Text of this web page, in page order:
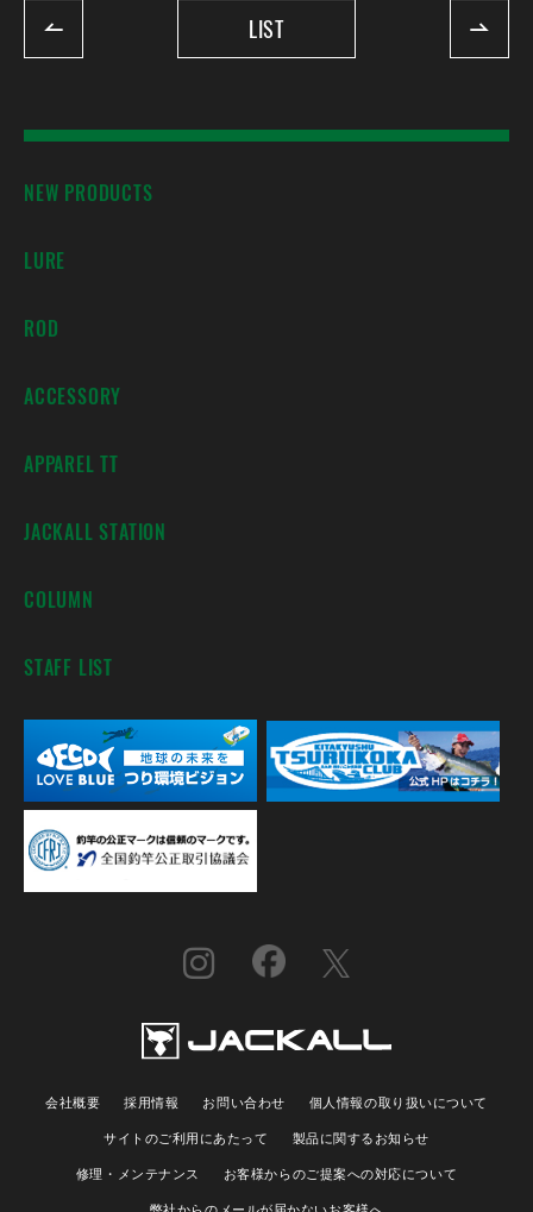
LIST
NEW PRODUCTS
LURE
ROD
ACCESSORY
APPAREL TT
JACKALL STATION
COLUMN
STAFF LIST
会社概要 採用情報 お問い合わせ
個人情報の取り扱いについて
サイトのご利用にあたって
製品に関するお知らせ
修理・メンテナンス
お客様からのご提案への対応について